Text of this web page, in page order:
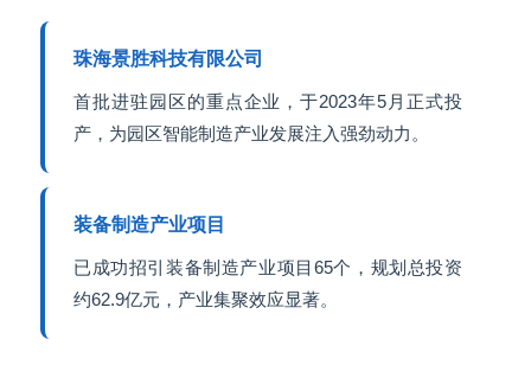
珠海景胜科技有限公司
首批进驻园区的重点企业，于2023年5月正式投
产，为园区智能制造产业发展注入强劲动力。
装备制造产业项目
已成功招引装备制造产业项目65个，规划总投资
约62.9亿元，产业集聚效应显著。